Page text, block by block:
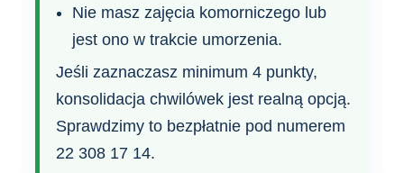
Nie masz zajęcia komorniczego lub
jest ono w trakcie umorzenia.
Jeśli zaznaczasz minimum 4 punkty,
konsolidacja chwilówek jest realną opcją.
Sprawdzimy to bezpłatnie pod numerem
22 308 17 14.